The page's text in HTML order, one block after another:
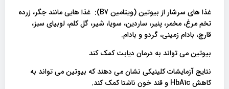
غذا های سرشار از بیوتین (ویتامین B7): غذا هایی مانند جگر، زرده
تخم مرغ، مخمر، پنیر، ساردین، سویا، شیر، گل کلم، لوبیای سبز،
قارچ، بادام زمینی، گردو و بادام.
بیوتین می تواند به درمان دیابت کمک کند
نتایج آزمایشات کلینیکی نشان می دهند که بیوتین می تواند به
کاهش HbA1c و قند خون ناشتا کمک کند.